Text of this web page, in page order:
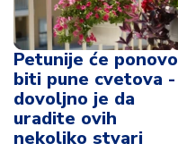
Petunije će ponovo
biti pune cvetova -
dovoljno je da
uradite ovih
nekoliko stvari